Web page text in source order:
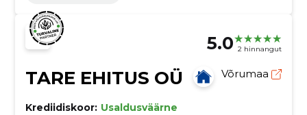
5.0 2 hinnangut
TARE EHITUS OÜ Võrumaa
Krediidiskoor: Usaldusväärne